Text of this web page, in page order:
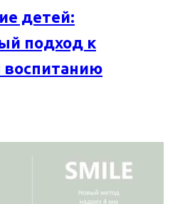
детей:
подход к